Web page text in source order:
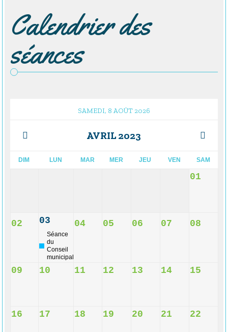
Calendrier des
séances
SAMEDI, 8 AOÛT 2026
AVRIL 2023
DIM LUN MAR MER JEU VEN SAM
01
02 03
Séance
du
Conseil
municipal
04 05 06 07 08
09 10 11 12 13 14 15
16 17 18 19 20 21 22